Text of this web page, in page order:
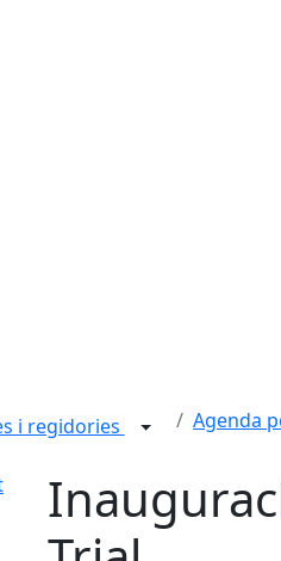
i regidories Agenda